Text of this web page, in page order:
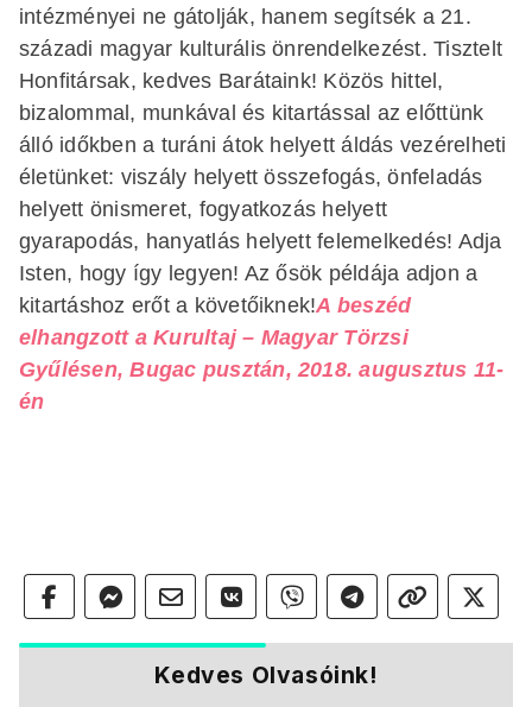
intézményei ne gátolják, hanem segítsék a 21.
századi magyar kulturális önrendelkezést. Tisztelt
Honfitársak, kedves Barátaink! Közös hittel,
bizalommal, munkával és kitartással az előttünk
álló időkben a turáni átok helyett áldás vezérelheti
életünket: viszály helyett összefogás, önfeladás
helyett önismeret, fogyatkozás helyett
gyarapodás, hanyatlás helyett felemelkedés! Adja
Isten, hogy így legyen! Az ősök példája adjon a
kitartáshoz erőt a követőiknek!A beszéd
elhangzott a Kurultaj – Magyar Törzsi
Gyűlésen, Bugac pusztán, 2018. augusztus 11-
én
Kedves Olvasóink!